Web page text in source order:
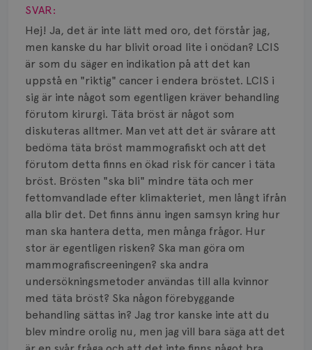
SVAR:
Hej! Ja, det är inte lätt med oro, det förstår jag,
men kanske du har blivit oroad lite i onödan? LCIS
är som du säger en indikation på att det kan
uppstå en "riktig" cancer i endera bröstet. LCIS i
sig är inte något som egentligen kräver behandling
förutom kirurgi. Täta bröst är något som
diskuteras alltmer. Man vet att det är svårare att
bedöma täta bröst mammografiskt och att det
förutom detta finns en ökad risk för cancer i täta
bröst. Brösten "ska bli" mindre täta och mer
fettomvandlade efter klimakteriet, men långt ifrån
alla blir det. Det finns ännu ingen samsyn kring hur
man ska hantera detta, men många frågor. Hur
stor är egentligen risken? Ska man göra om
mammografiscreeningen? ska andra
undersökningsmetoder användas till alla kvinnor
med täta bröst? Ska någon förebyggande
behandling sättas in? Jag tror kanske inte att du
blev mindre orolig nu, men jag vill bara säga att det